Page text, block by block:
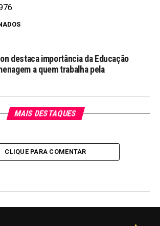
destaca importância da Educação
a quem trabalha pela
MAIS DESTAQUES
CLIQUE PARA COMENTAR